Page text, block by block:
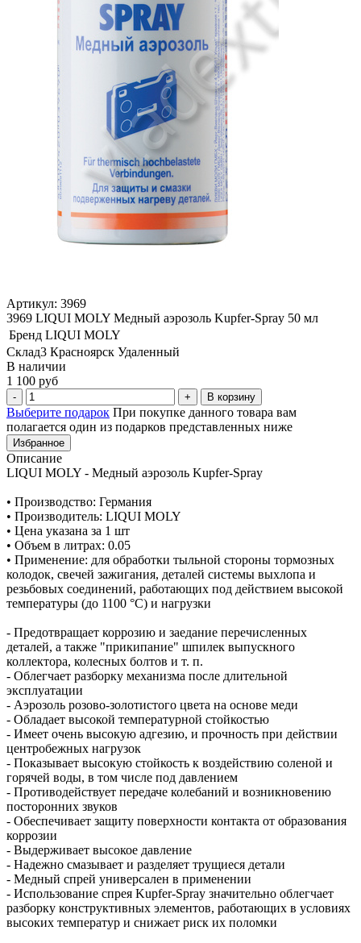
Артикул: 3969
3969 LIQUI MOLY Медный аэрозоль Kupfer-Spray 50 мл
Бренд LIQUI MOLY
Склад3 Красноярск Удаленный
В наличии
1 100 руб
В корзину
Выберите подарок При покупке данного товара вам
полагается один из подарков представленных ниже
Избранное
Описание
LIQUI MOLY - Медный аэрозоль Kupfer-Spray
• Производство: Германия
• Производитель: LIQUI MOLY
• Цена указана за 1 шт
• Объем в литрах: 0.05
• Применение: для обработки тыльной стороны тормозных
колодок, свечей зажигания, деталей системы выхлопа и
резьбовых соединений, работающих под действием высокой
температуры (до 1100 °С) и нагрузки
- Предотвращает коррозию и заедание перечисленных
деталей, а также "прикипание" шпилек выпускного
коллектора, колесных болтов и т. п.
- Облегчает разборку механизма после длительной
эксплуатации
- Аэрозоль розово-золотистого цвета на основе меди
- Обладает высокой температурной стойкостью
- Имеет очень высокую адгезию, и прочность при действии
центробежных нагрузок
- Показывает высокую стойкость к воздействию соленой и
горячей воды, в том числе под давлением
- Противодействует передаче колебаний и возникновению
посторонних звуков
- Обеспечивает защиту поверхности контакта от образования
коррозии
- Выдерживает высокое давление
- Надежно смазывает и разделяет трущиеся детали
- Медный спрей универсален в применении
- Использование спрея Kupfer-Spray значительно облегчает
разборку конструктивных элементов, работающих в условиях
высоких температур и снижает риск их поломки